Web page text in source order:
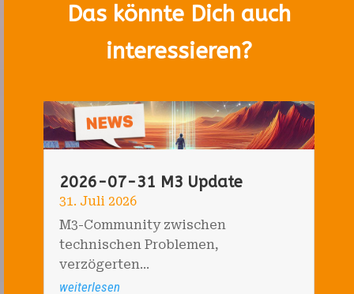
Das könnte Dich auch
interessieren?
2026-07-31 M3 Update
31. Juli 2026
M3-Community zwischen
technischen Problemen,
verzögerten...
weiterlesen